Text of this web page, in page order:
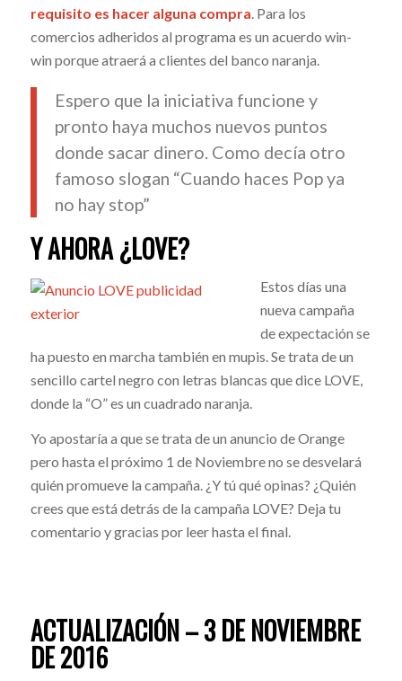
requisito es hacer alguna compra. Para los
comercios adheridos al programa es un acuerdo win-
win porque atraerá a clientes del banco naranja.
Espero que la iniciativa funcione y
pronto haya muchos nuevos puntos
donde sacar dinero. Como decía otro
famoso slogan “Cuando haces Pop ya
no hay stop”
Y AHORA ¿LOVE?
Estos días una
nueva campaña
de expectación se
ha puesto en marcha también en mupis. Se trata de un
sencillo cartel negro con letras blancas que dice LOVE,
donde la “O” es un cuadrado naranja.
Yo apostaría a que se trata de un anuncio de Orange
pero hasta el próximo 1 de Noviembre no se desvelará
quién promueve la campaña. ¿Y tú qué opinas? ¿Quién
crees que está detrás de la campaña LOVE? Deja tu
comentario y gracias por leer hasta el final.
ACTUALIZACIÓN – 3 DE NOVIEMBRE
DE 2016